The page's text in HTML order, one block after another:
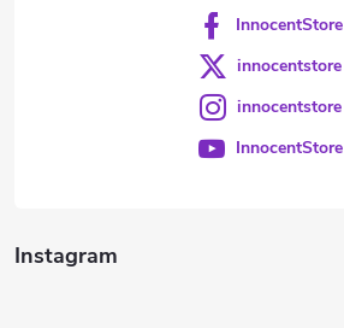
Instagram
InnocentStore
innocentstore
innocentstore
InnocentStore